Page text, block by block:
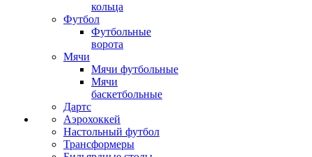
кольца
Футбол
Футбольные
ворота
Мячи
Мячи футбольные
Мячи
баскетбольные
Дартс
Аэрохоккей
Настольный футбол
Трансформеры